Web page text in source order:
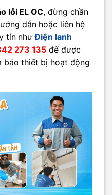
lỗi EL OC, đừng chần
dẫn hoặc liên hệ
tín nhưĐiện lanh
273 135 để được
bảo thiết bị hoạt động